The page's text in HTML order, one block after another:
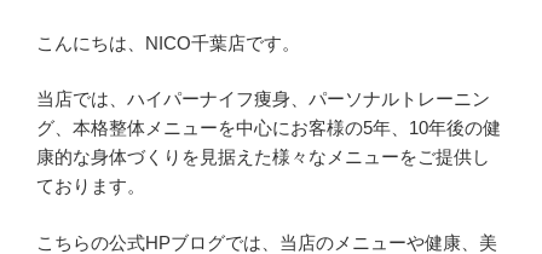
こんにちは、NICO千葉店です。
当店では、ハイパーナイフ痩身、パーソナルトレーニン
グ、本格整体メニューを中心にお客様の5年、10年後の健
康的な身体づくりを見据えた様々なメニューをご提供し
ております。
こちらの公式HPブログでは、当店のメニューや健康、美